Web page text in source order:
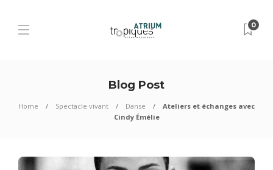
0
Blog Post
Home Spectacle vivant Danse
Ateliers et échanges avec
Cindy Émélie